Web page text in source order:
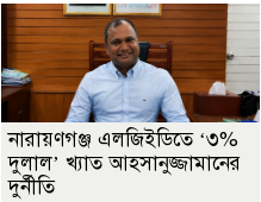
নারায়ণগঞ্জ এলজিইডিতে ‘৩%
দুলাল’ খ্যাত আহসানুজ্জামানের
দুর্নীতি